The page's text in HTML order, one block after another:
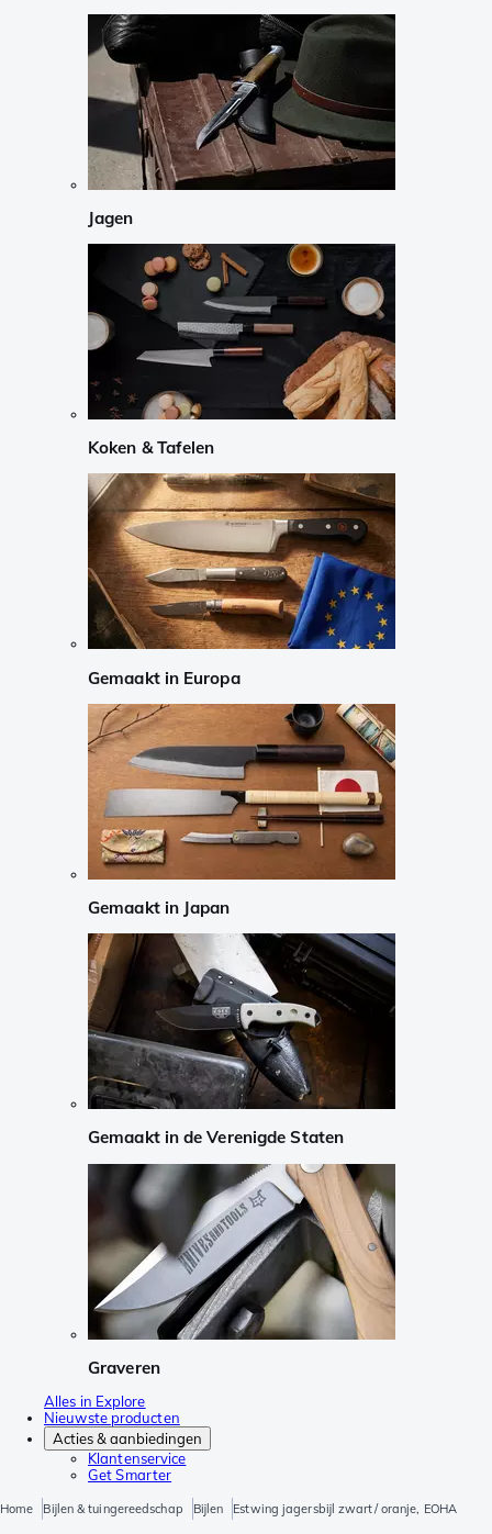
Jagen
Koken & Tafelen
Gemaakt in Europa
Gemaakt in Japan
Gemaakt in de Verenigde Staten
Graveren
Alles in Explore
Nieuwste producten
Acties & aanbiedingen
Klantenservice
Get Smarter
Home Bijlen & tuingereedschap Bijlen Estwing jagersbijl zwart/ oranje, EOHA